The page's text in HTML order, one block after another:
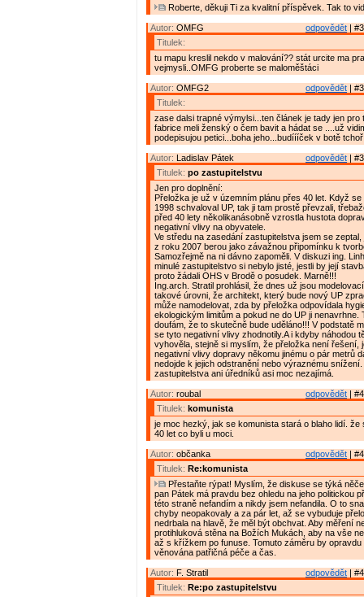
Roberte, děkuji Ti za kvalitní příspěvek. Tak to
odpovědět |
Autor: OMFG
Titulek:
tu mapu kreslil nekdo v malování?? stát urcite ma
vejmysli..OMFG proberte se maloměštáci
odpovědět |
Autor: OMFG2
Titulek:
zase dalsi trapné výmylsi...ten článek je tady jen pro
fabrice meli ženský o čem bavit a hádat se ....už
podepisujou petici...boha jeho...budíííček v botě
odpovědět |
Autor: Ladislav Pátek
Titulek: po zastupitelstvu
Jen pro doplnění:
Přeložka je už v územním plánu přes 40 let. Když se
1998 schvaloval UP, tak ji tam prostě převzali,
před 40 lety několikanásobně vzrostla hustota
negativní vlivy na obyvatele.
Ve středu na zasedání zastupitelstva jsem se zeptal,
z roku 2007 berou jako závažnou připomínku k
Samozřejmě na ni dávno zapoměli. V diskuzi ing.
minulé zastupitelstvo si nebylo jisté, jestli by její
proto žádali OHS v Brodě o posudek. Marně!!!
Ing.arch. Stratil prohlásil, že dnes už jsou
takové úrovni, že architekt, který bude nový UP
může namodelovat, zda by přeložka odpovídala
ekologickým limitům a pokud ne do UP ji nenavrhne.
doufám, že to skutečně bude uděláno!!! V podstatě
se tyto negativní vlivy zhodnotily.A i kdyby náhodou
vyhověla, stejně si myslím, že přeložka není řešení,
negativní vlivy dopravy někomu jinému o pár metrů
nedojde k jejich odstranění nebo výraznému snížení.
zastupitelstva ani úředníků asi moc nezajímá.
odpovědět |
Autor: roubal
Titulek: komunista
je moc hezký, jak se komunista stará o blaho lidí. že
40 let co byli u moci.
odpovědět |
Autor: občanka
Titulek: Re:komunista
Přestaňte rýpat! Myslím, že diskuse se týká
pan Pátek má pravdu bez ohledu na jeho politickou
této straně nefandím a nikdy jsem nefandila. O to
chyby neopakovaly a za pár let, až se vybuduje
nedrbala na hlavě, že měl být obchvat. Aby měření
protihluková stěna na Božích Mukách, aby na vše
až s křížkem po funuse. Tomuto záměru by opravdu
věnována patřičná péče a čas.
odpovědět |
Autor: F. Stratil
Titulek: Re:po zastupitelstvu